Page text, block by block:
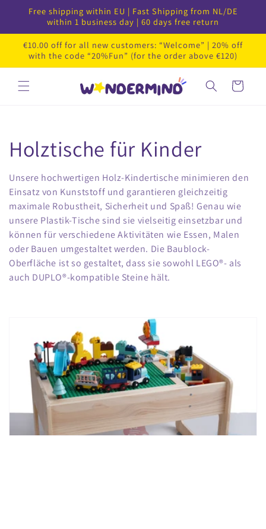
Inhalt
springen
Free shipping within EU | Fast Shipping from NL/DE
within 1 business day | 60 days free return
€10.00 off for all new customers: “Welcome” | 20% off
with the code “20%Fun” (for the order above €120)
Warenkorb
S
a
m
m
l
u
Holztische für Kinder
Unsere hochwertigen Holz-Kindertische minimieren den
Einsatz von Kunststoff und garantieren gleichzeitig
maximale Robustheit, Sicherheit und Spaß! Genau wie
unsere Plastik-Tische sind sie vielseitig einsetzbar und
können für verschiedene Aktivitäten wie Essen, Malen
oder Bauen umgestaltet werden. Die Baublock-
Oberfläche ist so gestaltet, dass sie sowohl LEGO®- als
auch DUPLO®-kompatible Steine hält.